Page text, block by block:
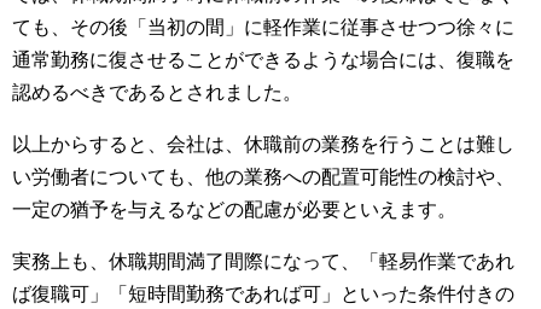
ても、その後「当初の間」に軽作業に従事させつつ徐々に
通常勤務に復させることができるような場合には、復職を
認めるべきであるとされました。
以上からすると、会社は、休職前の業務を行うことは難し
い労働者についても、他の業務への配置可能性の検討や、
一定の猶予を与えるなどの配慮が必要といえます。
実務上も、休職期間満了間際になって、「軽易作業であれ
ば復職可」「短時間勤務であれば可」といった条件付きの